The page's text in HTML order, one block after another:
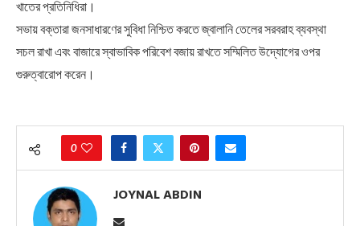
খাতের প্রতিনিধিরা।
সভায় বক্তারা জনসাধারণের সুবিধা নিশ্চিত করতে জ্বালানি তেলের সরবরাহ ব্যবস্থা
সচল রাখা এবং বাজারে স্বাভাবিক পরিবেশ বজায় রাখতে সম্মিলিত উদ্যোগের ওপর
গুরুত্বারোপ করেন।
0
JOYNAL ABDIN